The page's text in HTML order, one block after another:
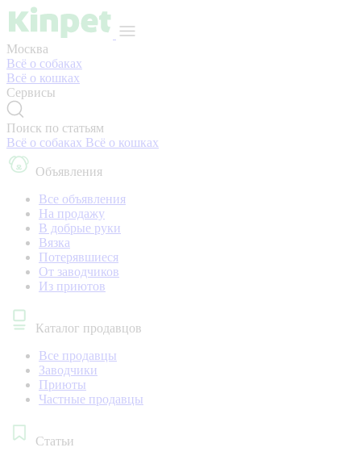
Москва
Всё о собаках
Всё о кошках
Сервисы
Поиск по статьям
Всё о собаках Всё о кошках
Объявления
Все объявления
На продажу
В добрые руки
Вязка
Потерявшиеся
От заводчиков
Из приютов
Каталог продавцов
Все продавцы
Заводчики
Приюты
Частные продавцы
Статьи